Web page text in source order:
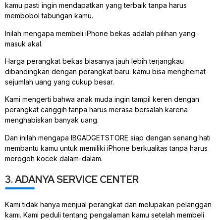
kamu pasti ingin mendapatkan yang terbaik tanpa harus
membobol tabungan kamu.
Inilah mengapa membeli iPhone bekas adalah pilihan yang
masuk akal.
Harga perangkat bekas biasanya jauh lebih terjangkau
dibandingkan dengan perangkat baru. kamu bisa menghemat
sejumlah uang yang cukup besar.
Kami mengerti bahwa anak muda ingin tampil keren dengan
perangkat canggih tanpa harus merasa bersalah karena
menghabiskan banyak uang.
Dan inilah mengapa IBGADGETSTORE siap dengan senang hati
membantu kamu untuk memiliki iPhone berkualitas tanpa harus
merogoh kocek dalam-dalam.
3. ADANYA SERVICE CENTER
Kami tidak hanya menjual perangkat dan melupakan pelanggan
kami. Kami peduli tentang pengalaman kamu setelah membeli